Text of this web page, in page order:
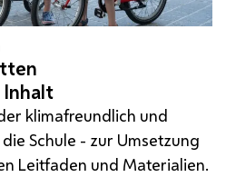
klimafreundlich und
Schule - zur Umsetzung
Leitfaden und Materialien.